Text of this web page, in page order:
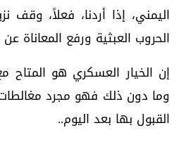
اليمني، إذا أردنا، فعلاً،
الحروب العبثية ورفع المعاناة
إن الخيار العسكري هو المتاح
وما دون ذلك فهو مجرد
القبول بها بعد اليوم..